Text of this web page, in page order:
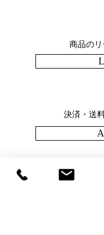
商品の
決済・送
商品